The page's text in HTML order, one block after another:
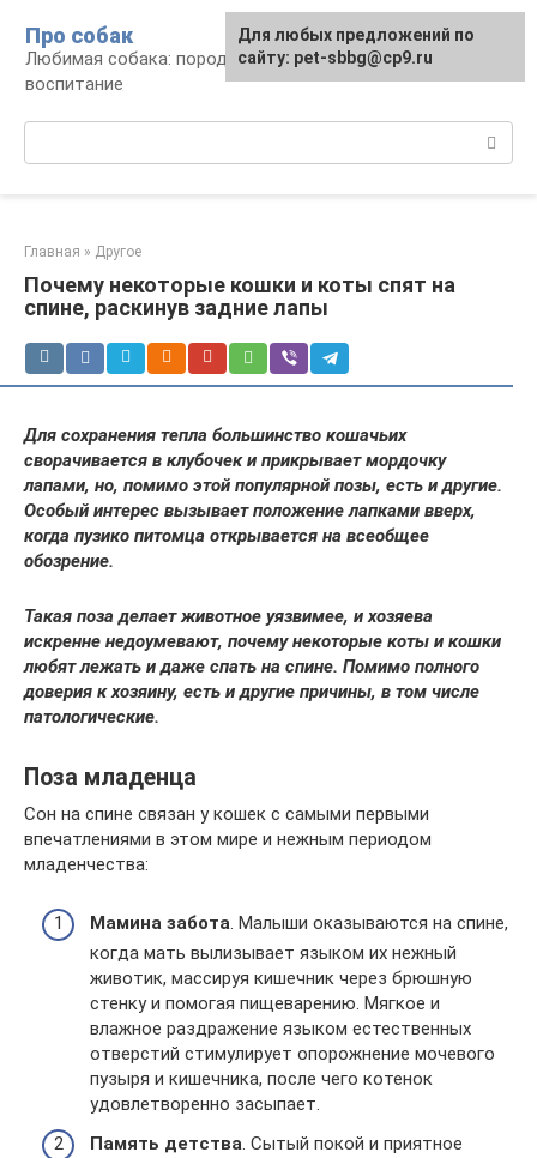
контенту
Про собак
Любимая собака: породы, содержание,
воспитание
Главная » Другое
Почему некоторые кошки и коты спят на
спине, раскинув задние лапы
Для сохранения тепла большинство кошачьих
сворачивается в клубочек и прикрывает мордочку
лапами, но, помимо этой популярной позы, есть и другие.
Особый интерес вызывает положение лапками вверх,
когда пузико питомца открывается на всеобщее
обозрение.
Такая поза делает животное уязвимее, и хозяева
искренне недоумевают, почему некоторые коты и кошки
любят лежать и даже спать на спине. Помимо полного
доверия к хозяину, есть и другие причины, в том числе
патологические.
Поза младенца
Сон на спине связан у кошек с самыми первыми
впечатлениями в этом мире и нежным периодом
младенчества:
Мамина забота . Малыши оказываются на спине,
когда мать вылизывает языком их нежный
животик, массируя кишечник через брюшную
стенку и помогая пищеварению. Мягкое и
влажное раздражение языком естественных
отверстий стимулирует опорожнение мочевого
пузыря и кишечника, после чего котенок
удовлетворенно засыпает.
Память детства. Сытый покой и приятное
Для любых предложений по
сайту: pet-sbbg@cp9.ru